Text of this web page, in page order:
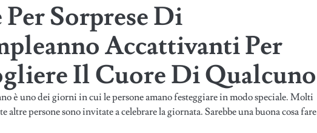
Per Sorprese Di
Accattivanti Per
Il Cuore Di Qualcuno
è uno dei giorni in cui le persone amano festeggiare in modo speciale. Molti
altre persone sono invitate a celebrare la giornata. Sarebbe una buona cosa fare